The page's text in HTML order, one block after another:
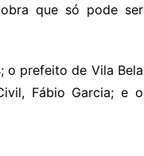
que só pode ser
o prefeito de Vila Bela
Fábio Garcia; e o